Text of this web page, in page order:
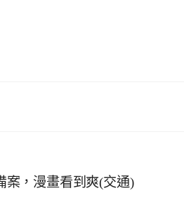
案，漫畫看到爽(交通)